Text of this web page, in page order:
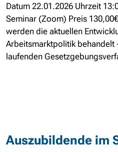
Datum 22.01.2026 Uhrzeit
Seminar (Zoom) Preis
werden die aktuellen
Arbeitsmarktpolitik behandelt
laufenden
Auszubildende im